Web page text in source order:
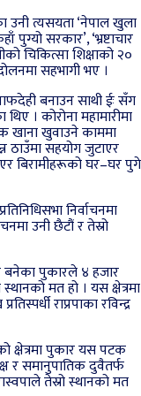
त्यसयता ‘नेपाल खुला
पुग्यो सरकार’, ‘भ्रष्टाचार
चिकित्सा शिक्षाको २०
सहभागी भए ।
बनाउन साथी ईः सँग
। कोरोना महामारीमा
खाना खुवाउने काममा
ठाउँमा सहयोग जुटाएर
बिरामीहरूको घर–घर पुगे
निर्वाचनमा
उनी छैटौं र तेस्रो
बनेका पुकारले ४ हजार
मत हो । यस क्षेत्रमा
राप्रपाका रविन्द्र
क्षेत्रमा पुकार यस पटक
र समानुपातिक दुवैतर्फ
तेस्रो स्थानको मत